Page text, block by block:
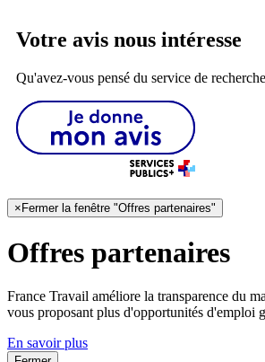
Votre avis nous intéresse
Qu'avez-vous pensé du service de
×Fermer la fenêtre "Offres partenaires"
Offres partenaires
France Travail améliore la transparence du
vous proposant plus d'opportunités d'emploi
En savoir plus